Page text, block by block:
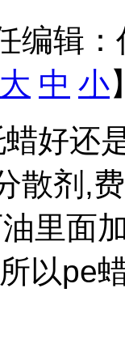
编辑：
大 中 小
好还
散剂 ,
里面
所以pe